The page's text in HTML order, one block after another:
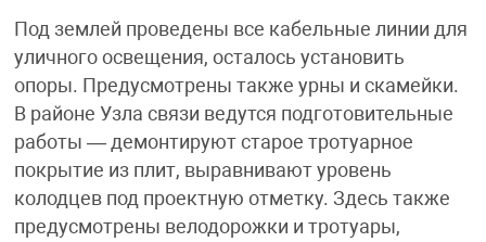
Под землей проведены все кабельные линии для
уличного освещения, осталось установить
опоры. Предусмотрены также урны и скамейки.
В районе Узла связи ведутся подготовительные
работы — демонтируют старое тротуарное
покрытие из плит, выравнивают уровень
колодцев под проектную отметку. Здесь также
предусмотрены велодорожки и тротуары,